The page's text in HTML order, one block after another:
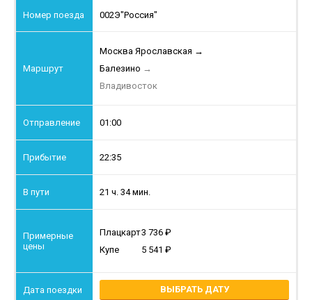
002Э"Россия"
Москва Ярославская →
Балезино →
Владивосток
01:00
22:35
21 ч. 34 мин.
Плацкарт3 736
Купе
5 541
ВЫБРАТЬ ДАТУ